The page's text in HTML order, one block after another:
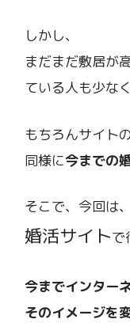
しかし、
まだまだ敷居が
ている人も少な
もちろんサイト
同様に今までの
そこで、今回は、
婚活サイトで
今までインター
そのイメージを